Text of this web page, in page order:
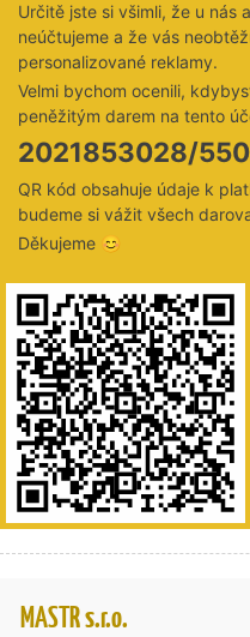
Určitě jste si všimli, že u nás
neúčtujeme a že vás
personalizované reklamy.
Velmi bychom ocenili,
peněžitým darem na tento
2021853028/
QR kód obsahuje údaje k
budeme si vážit všech
Děkujeme 😊
MASTR s.r.o.